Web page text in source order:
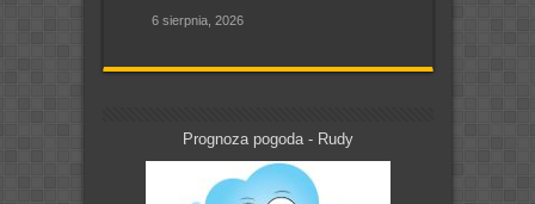
6 sierpnia, 2026
Prognoza pogoda - Rudy